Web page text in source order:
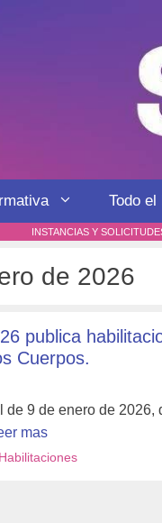
Todo
INSTANCIAS Y
de 2026
publica
Cuerpos.
de 9 de enero de
mas
Habilitaciones